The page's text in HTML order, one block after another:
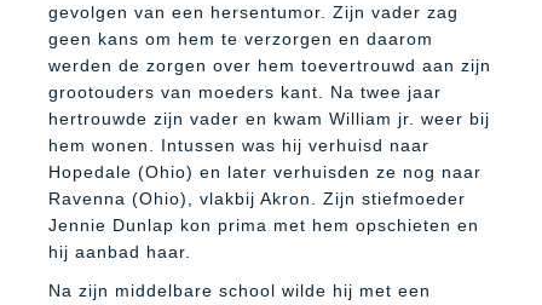
gevolgen van een hersentumor. Zijn vader zag
geen kans om hem te verzorgen en daarom
werden de zorgen over hem toevertrouwd aan zijn
grootouders van moeders kant. Na twee jaar
hertrouwde zijn vader en kwam William jr. weer bij
hem wonen. Intussen was hij verhuisd naar
Hopedale (Ohio) en later verhuisden ze nog naar
Ravenna (Ohio), vlakbij Akron. Zijn stiefmoeder
Jennie Dunlap kon prima met hem opschieten en
hij aanbad haar.
Na zijn middelbare school wilde hij met een